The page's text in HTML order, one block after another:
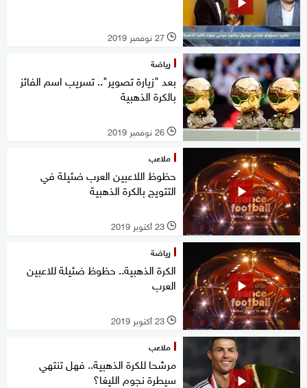
l 27 نوفمبر 2019
رياضة
بعد "زيارة تصوير".. تسريب اسم الفائز
بالكرة الذهبية
l 26 نوفمبر 2019
ملاعب
حظوظ اللاعبين العرب ضئيلة في
التتويج بالكرة الذهبية
l 23 أكتوبر 2019
رياضة
الكرة الذهبية.. حظوظ ضئيلة للاعبين
العرب
l 23 أكتوبر 2019
ملاعب
مرشحا للكرة الذهبية.. فهل تنتهي
سيطرة نجوم الليغا؟